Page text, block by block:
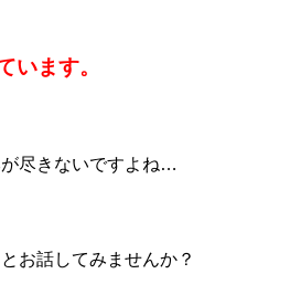
います。
尽きないですよね…
お話してみませんか？